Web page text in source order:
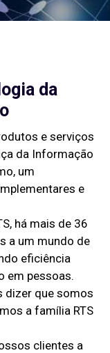
da
e serviços
da Informação
um
e
há mais de 36
a um mundo de
eficiência
em pessoas.
dizer que somos
a família RTS
clientes a